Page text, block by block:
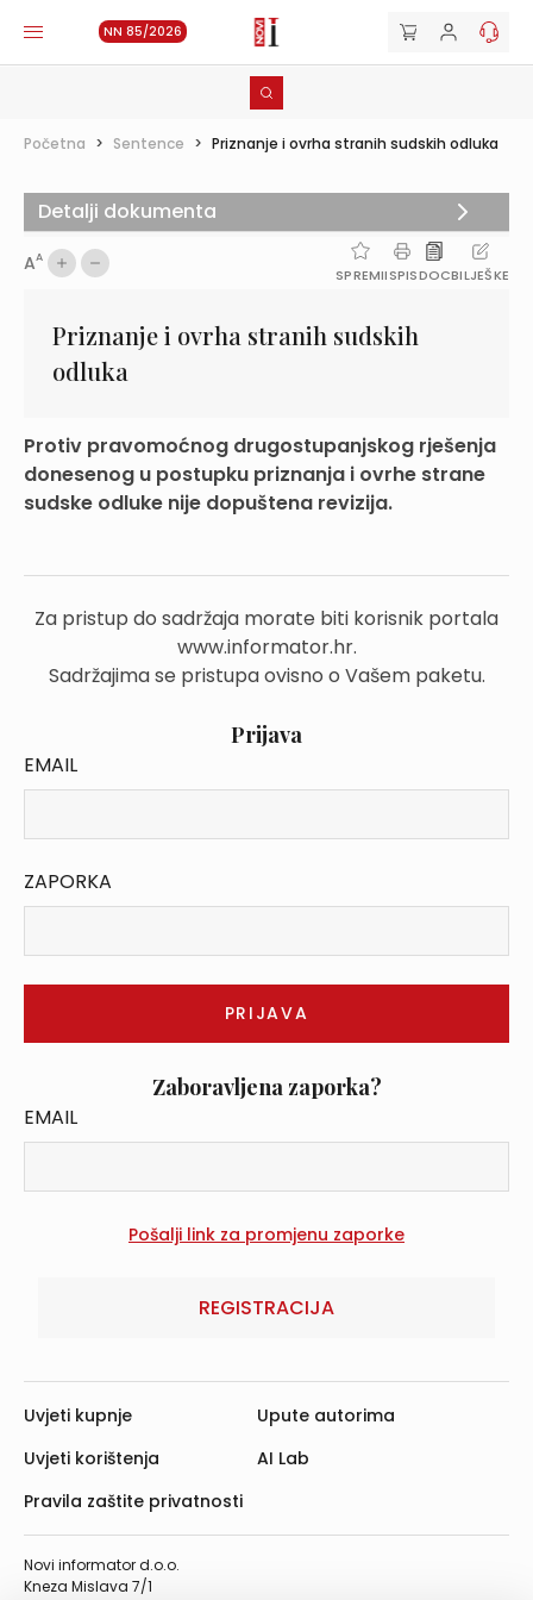
NN 85/2026
Početna > Sentence > Priznanje i ovrha stranih sudskih odluka
AA
SPREMIISPISDOCBILJEŠKE
Priznanje i ovrha stranih sudskih
odluka
Protiv pravomoćnog drugostupanjskog rješenja
donesenog u postupku priznanja i ovrhe strane
sudske odluke nije dopuštena revizija.
Za pristup do sadržaja morate biti korisnik portala
www.informator.hr.
Sadržajima se pristupa ovisno o Vašem paketu.
Prijava
EMAIL
ZAPORKA
Zaboravljena zaporka?
EMAIL
REGISTRACIJA
Detalji dokumenta
Novi informator d.o.o.
Kneza Mislava 7/1
Uvjeti kupnje
Uvjeti korištenja
Pravila zaštite privatnosti
Upute autorima
AI Lab